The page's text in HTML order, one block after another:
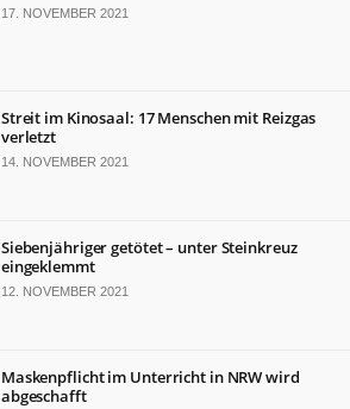
17. NOVEMBER 2021
Streit im Kinosaal: 17 Menschen mit Reizgas
verletzt
14. NOVEMBER 2021
Siebenjähriger getötet – unter Steinkreuz
eingeklemmt
12. NOVEMBER 2021
Maskenpflicht im Unterricht in NRW wird
abgeschafft